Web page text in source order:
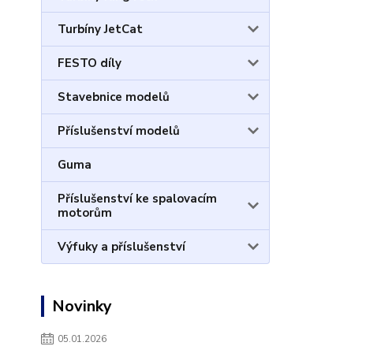
Turbíny JetCat
FESTO díly
Stavebnice modelů
Příslušenství modelů
Guma
Příslušenství ke spalovacím
motorům
Výfuky a příslušenství
Novinky
05.01.2026